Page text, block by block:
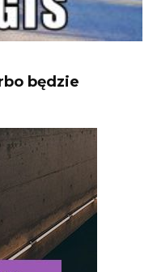
będzie